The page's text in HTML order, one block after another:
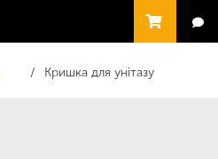
Кришка для унітазу